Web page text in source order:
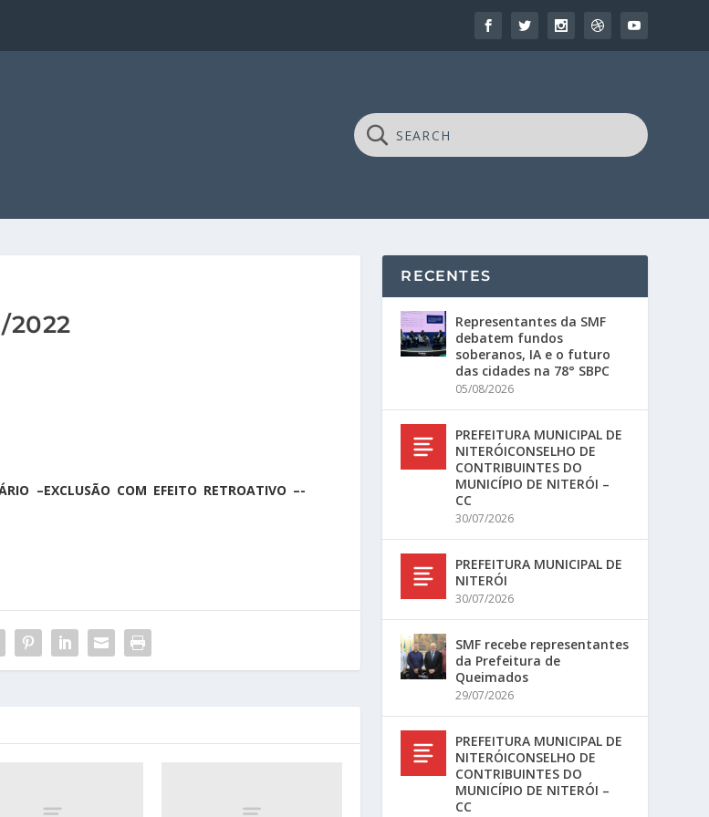
2022
–EXCLUSÃO COM EFEITO RETROATIVO –-
RECENTES
Representantes da SMF
debatem fundos
soberanos, IA e o futuro
das cidades na 78° SBPC
05/08/2026
PREFEITURA MUNICIPAL DE
NITERÓICONSELHO DE
CONTRIBUINTES DO
MUNICÍPIO DE NITERÓI –
CC
30/07/2026
PREFEITURA MUNICIPAL DE
NITERÓI
30/07/2026
SMF recebe representantes
da Prefeitura de
Queimados
29/07/2026
PREFEITURA MUNICIPAL DE
NITERÓICONSELHO DE
CONTRIBUINTES DO
MUNICÍPIO DE NITERÓI –
CC